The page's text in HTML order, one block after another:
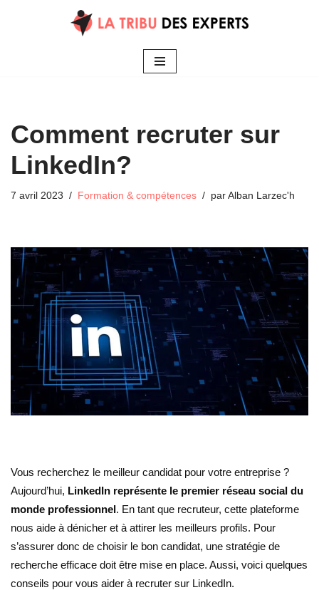
Comment recruter sur
LinkedIn?
7 avril 2023 Formation & compétences par Alban Larzec'h
Vous recherchez le meilleur candidat pour votre entreprise ?
Aujourd’hui, LinkedIn représente le premier réseau social du
monde professionnel. En tant que recruteur, cette plateforme
nous aide à dénicher et à attirer les meilleurs profils. Pour
s’assurer donc de choisir le bon candidat, une stratégie de
recherche efficace doit être mise en place. Aussi, voici quelques
conseils pour vous aider à recruter sur LinkedIn.